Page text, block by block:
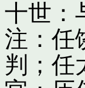
十世：
注：任
判；任